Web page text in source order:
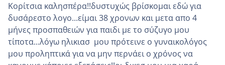
Κορίτσια καλησπέρα!!δυστυχώς βρίσκομαι εδώ για
δυσάρεστο λογο...είμαι 38 χρονων και μετα απο 4
μήνες προσπαθειών για παιδι με το σύζυγο μου
τίποτα...λόγω ηλικιασ μου πρότεινε ο γυναικολόγος
μου προληπτικά για να μην περνάει ο χρόνος να